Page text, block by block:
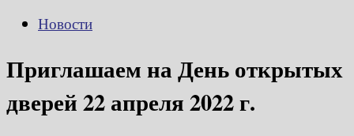
Новости
Приглашаем на День открытых
дверей 22 апреля 2022 г.